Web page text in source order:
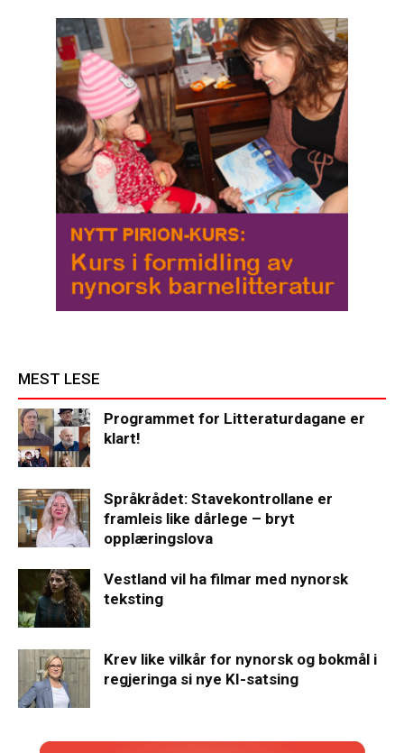
MEST LESE
Programmet for Litteraturdagane er
klart!
Språkrådet: Stavekontrollane er
framleis like dårlege – bryt
opplæringslova
Vestland vil ha filmar med nynorsk
teksting
Krev like vilkår for nynorsk og bokmål i
regjeringa si nye KI-satsing